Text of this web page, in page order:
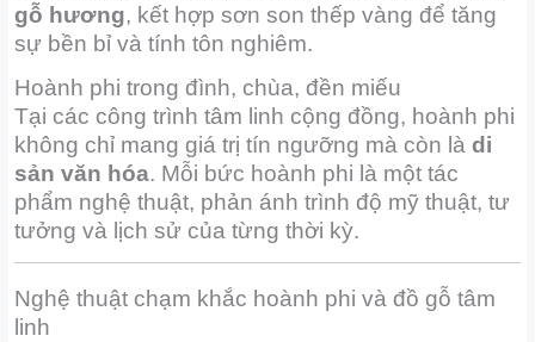
gỗ hương, kết hợp sơn son thếp vàng để tăng
sự bền bỉ và tính tôn nghiêm.
Hoành phi trong đình, chùa, đền miếu
Tại các công trình tâm linh cộng đồng, hoành phi
không chỉ mang giá trị tín ngưỡng mà còn làdi
sản văn hóa. Mỗi bức hoành phi là một tác
phẩm nghệ thuật, phản ánh trình độ mỹ thuật, tư
tưởng và lịch sử của từng thời kỳ.
Nghệ thuật chạm khắc hoành phi và đồ gỗ tâm
linh